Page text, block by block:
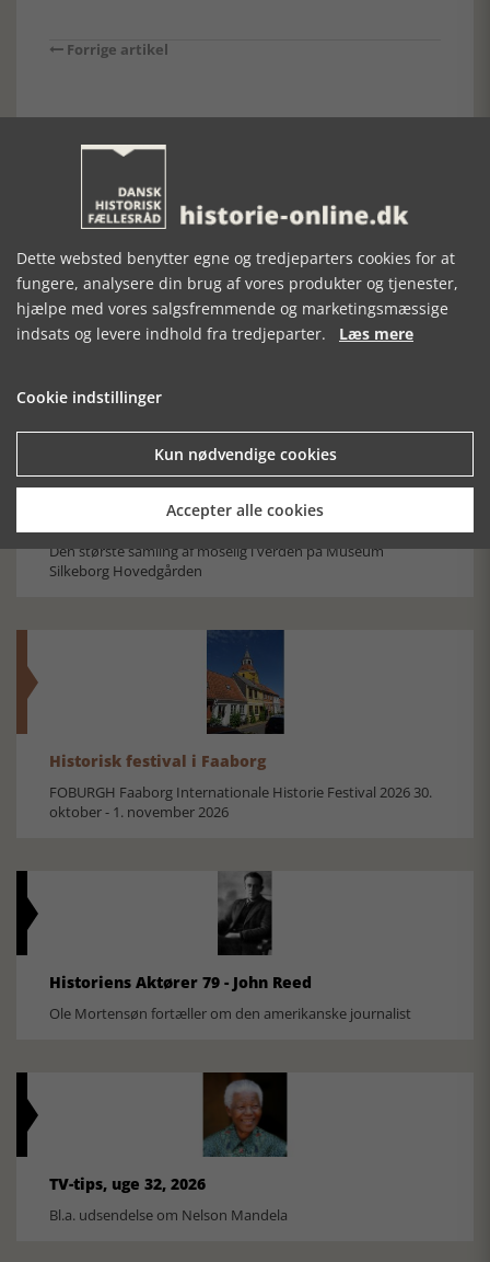
Forrige artikel
DANMARKS
HAVNEMILJØER
DANSK
BILPRODUKTION
URBANE
KREDSLØB
Den største samling af moselig i verden på Museum
Silkeborg Hovedgården
Historisk festival i Faaborg
FOBURGH Faaborg Internationale Historie Festival 2026 30.
oktober - 1. november 2026
Historiens Aktører 79 - John Reed
Ole Mortensøn fortæller om den amerikanske journalist
TV-tips, uge 32, 2026
Bl.a. udsendelse om Nelson Mandela
Dette websted benytter egne og tredjeparters cookies for at
fungere, analysere din brug af vores produkter og tjenester,
hjælpe med vores salgsfremmende og marketingsmæssige
indsats og levere indhold fra tredjeparter. Læs mere
Cookie indstillinger
Kun nødvendige cookies
Accepter alle cookies